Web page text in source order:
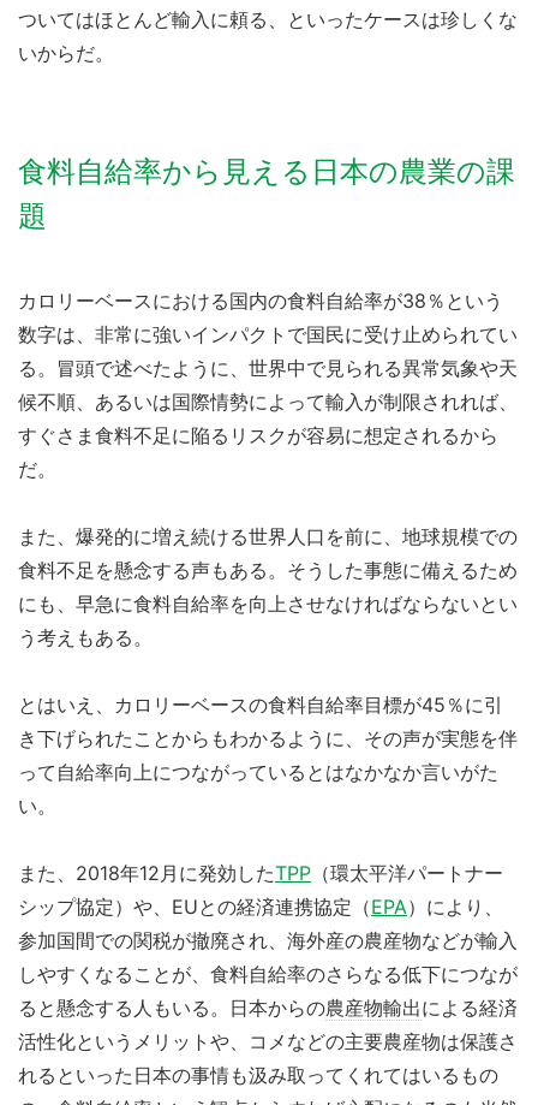
ついてはほとんど輸入に頼る、といったケースは珍しくな
いからだ。
食料自給率から見える日本の農業の課
題
カロリーベースにおける国内の食料自給率が38％という
数字は、非常に強いインパクトで国民に受け止められてい
る。冒頭で述べたように、世界中で見られる異常気象や天
候不順、あるいは国際情勢によって輸入が制限されれば、
すぐさま食料不足に陥るリスクが容易に想定されるから
だ。
また、爆発的に増え続ける世界人口を前に、地球規模での
食料不足を懸念する声もある。そうした事態に備えるため
にも、早急に食料自給率を向上させなければならないとい
う考えもある。
とはいえ、カロリーベースの食料自給率目標が45％に引
き下げられたことからもわかるように、その声が実態を伴
って自給率向上につながっているとはなかなか言いがた
い。
また、2018年12月に発効したTPP （環太平洋パートナー
シップ協定）や、EUとの経済連携協定（EPA）により、
参加国間での関税が撤廃され、海外産の農産物などが輸入
しやすくなることが、食料自給率のさらなる低下につなが
ると懸念する人もいる。日本からの農産物輸出による経済
活性化というメリットや、コメなどの主要農産物は保護さ
れるといった日本の事情も汲み取ってくれてはいるもの